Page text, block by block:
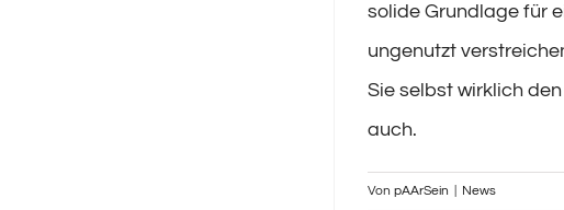
solide Grundlage für
ungenutzt
Sie selbst wirklich
auch.
Von pAArSein News